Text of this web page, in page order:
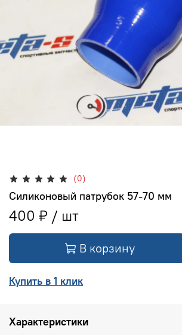
(0)
Силиконовый патрубок 57-70 мм
400 ₽
В корзину
Купить в 1 клик
Характеристики